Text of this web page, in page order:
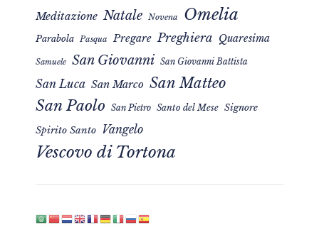
Meditazione Natale Novena Omelia
Parabola Pasqua Pregare Preghiera Quaresima
Samuele San Giovanni San Giovanni Battista
San Luca San Marco San Matteo
San Paolo San Pietro Santo del Mese Signore
Spirito Santo Vangelo
Vescovo di Tortona